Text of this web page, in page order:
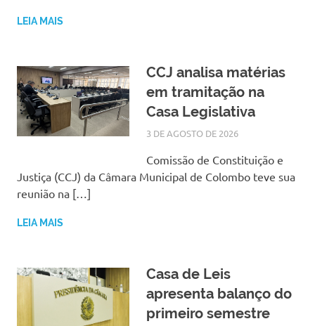
LEIA MAIS
CCJ analisa matérias
em tramitação na
Casa Legislativa
3 DE AGOSTO DE 2026
Comissão de Constituição e
Justiça (CCJ) da Câmara Municipal de Colombo teve sua
reunião na […]
LEIA MAIS
Casa de Leis
apresenta balanço do
primeiro semestre